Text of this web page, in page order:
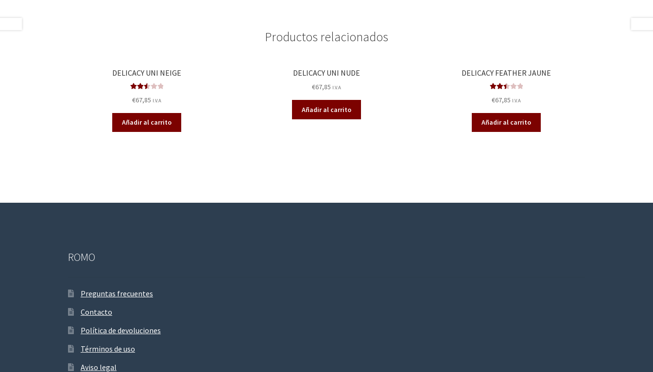
Productos relacionados
DELICACY UNI NEIGE
do en
2.55
de 5
€67,85 I.V.A
Añadir al carrito
DELICACY UNI NUDE
€67,85 I.V.A
Añadir al carrito
DELICACY FEATHER JAUNE
do en
2.49
de 5
€67,85 I.V.A
Añadir al carrito
ROMO
Preguntas frecuentes
Contacto
Política de devoluciones
Términos de uso
Aviso legal